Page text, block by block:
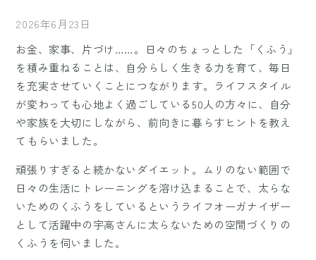
2026年6月23日
お金、家事、片づけ……。日々のちょっとした「くふう」
を積み重ねることは、自分らしく生きる力を育て、毎日
を充実させていくことにつながります。ライフスタイル
が変わっても心地よく過ごしている50人の方々に、自分
や家族を大切にしながら、前向きに暮らすヒントを教え
てもらいました。
頑張りすぎると続かないダイエット。ムリのない範囲で
日々の生活にトレーニングを溶け込まることで、太らな
いためのくふうをしているというライフオーガナイザー
として活躍中の宇高さんに太らないための空間づくりの
くふうを伺いました。